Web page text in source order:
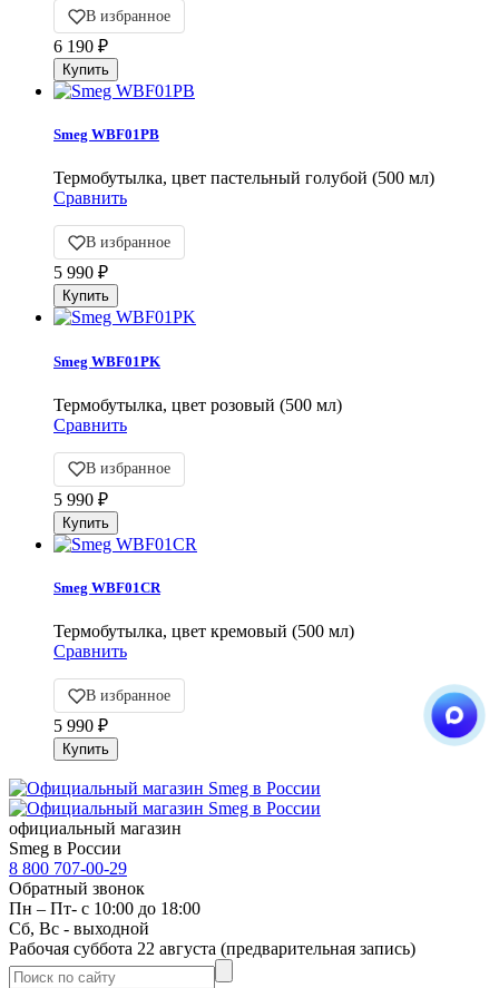
В избранное
6 190 ₽
Smeg WBF01PB
Термобутылка, цвет пастельный голубой (500 мл)
Сравнить
В избранное
5 990 ₽
Smeg WBF01PK
Термобутылка, цвет розовый (500 мл)
Сравнить
В избранное
5 990 ₽
Smeg WBF01CR
Термобутылка, цвет кремовый (500 мл)
Сравнить
В избранное
5 990 ₽
официальный магазин
Smeg в России
8 800 707-00-29
Обратный звонок
Пн – Пт- с 10:00 до 18:00
Сб, Вс - выходной
Рабочая суббота 22 августа (предварительная запись)